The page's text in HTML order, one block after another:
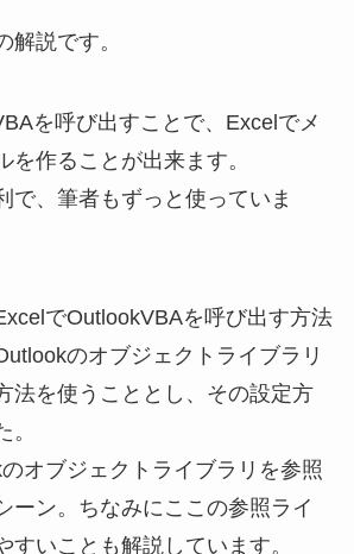
解説です。
を呼び出すことで、Excelでメ
を作ることが出来ます。
で、筆者もずっと使っていま
でOutlookVBAを呼び出す方法
のオブジェクトライブラリ
法を使うこととし、その設定方
のオブジェクトライブラリを参照
ーン。ちなみにここの参照ライ
すいことも解説しています。